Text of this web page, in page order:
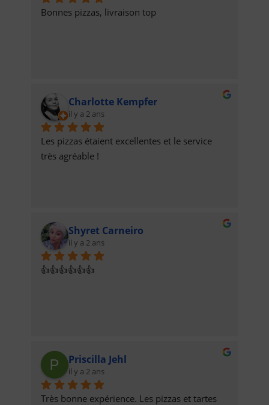
Bonnes pizzas, livraison top
Charlotte Kempfer
il y a 2 ans
Les pizzas étaient excellentes et le service
très agréable !
Shyret Carneiro
il y a 2 ans
👍👍👍👍👍👍
Priscilla Jehl
il y a 2 ans
Très bonne expérience. Les pizzas et tartes